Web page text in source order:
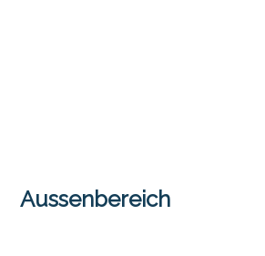
Aussenbereich